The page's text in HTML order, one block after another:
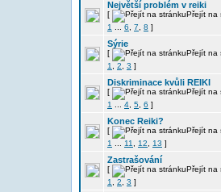
Největší problém v reiki
[
Přejít na
1
6 7 8 ]
Sýrie
[
Přejít na
1
2 3 ]
Diskriminace kvůli REIKI
[
Přejít na
1
4 5 6 ]
Konec Reiki?
[
Přejít na
1
11 12 13 ]
Zastrašování
[
Přejít na
1
2 3 ]